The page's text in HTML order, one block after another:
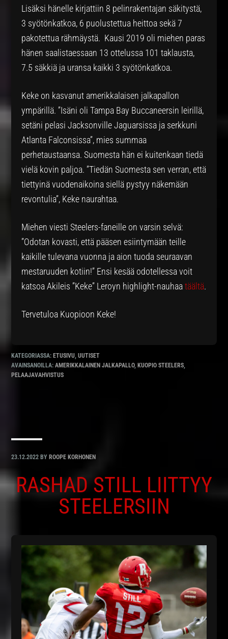
Lisäksi hänelle kirjattiin 8 pelinrakentajan säkitystä,
3 syötönkatkoa, 6 puolustettua heittoa sekä 7
pakotettua rähmäystä. Kausi 2019 oli miehen paras
hänen saalistaessaan 13 ottelussa 101 taklausta,
7.5 säkkiä ja uransa kaikki 3 syötönkatkoa.
Keke on kasvanut amerikkalaisen jalkapallon
ympärillä. ”Isäni oli Tampa Bay Buccaneersin leirillä,
setäni pelasi Jacksonville Jaguarsissa ja serkkuni
Atlanta Falconsissa”, mies summaa
perhetaustaansa. Suomesta hän ei kuitenkaan tiedä
vielä kovin paljoa. ”Tiedän Suomesta sen verran, että
tiettyinä vuodenaikoina siellä pystyy näkemään
revontulia”, Keke naurahtaa.
Miehen viesti Steelers-faneille on varsin selvä:
”Odotan kovasti, että pääsen esiintymään teille
kaikille tulevana vuonna ja aion tuoda seuraavan
mestaruuden kotiin!” Ensi kesää odotellessa voit
katsoa Akileis ”Keke” Leroyn highlight-nauhaatäältä.
Tervetuloa Kuopioon Keke!
KATEGORIASSA: ETUSIVU,UUTISET
AVAINSANOILLA:AMERIKKALAINEN JALKAPALLO, KUOPIO STEELERS,
PELAAJAVAHVISTUS
23.12.2022 BY ROOPE KORHONEN
RASHAD STILL LIITTYY
STEELERSIIN